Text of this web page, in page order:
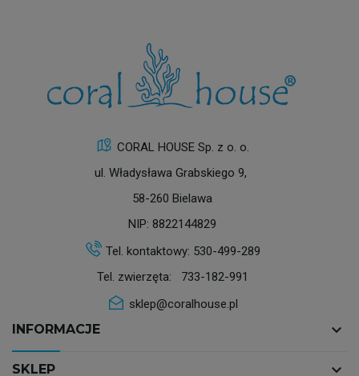
CORAL HOUSE Sp. z o. o.
ul. Władysława Grabskiego 9,
58-260 Bielawa
NIP: 8822144829
Tel. kontaktowy: 530-499-289
Tel. zwierzęta: 733-182-991
sklep@coralhouse.pl
INFORMACJE keyboard_arrow_down
SKLEP keyboard_arrow_down